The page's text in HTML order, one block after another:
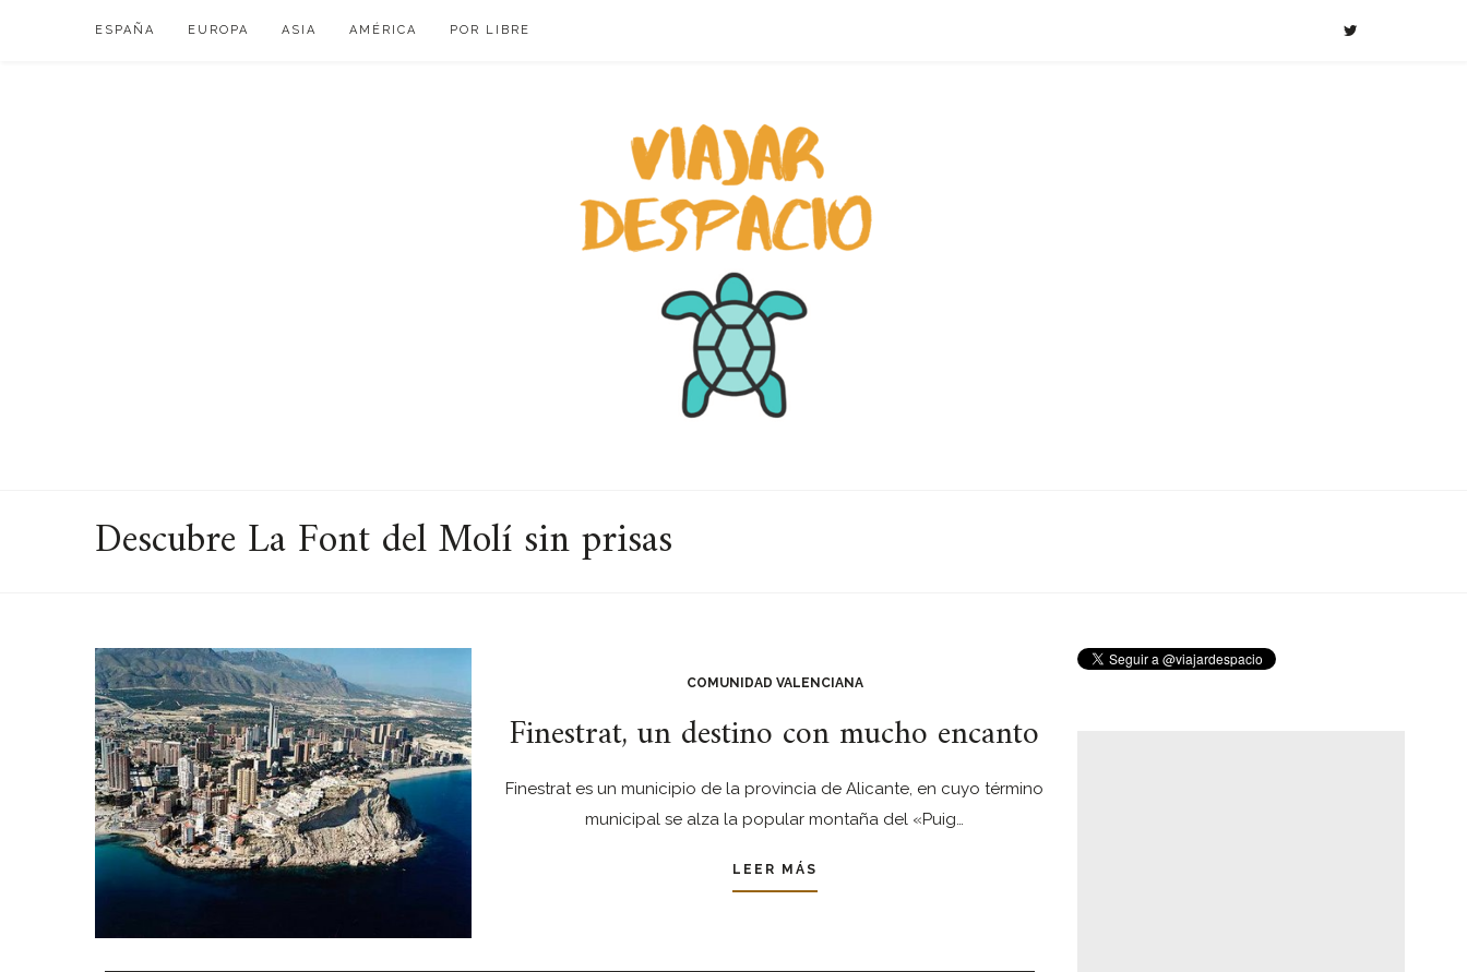
ESPAÑA EUROPA ASIA AMÉRICA POR LIBRE
Descubre La Font del Molí sin prisas
COMUNIDAD VALENCIANA
Finestrat, un destino con mucho encanto
Finestrat es un municipio de la provincia de Alicante, en cuyo término
municipal se alza la popular montaña del «Puig…
LEER MÁS